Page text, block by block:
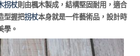
拐杖則由楓木製成，結構堅固耐用，適合
型握把拐杖本身就是一件藝術品，設計時
學。